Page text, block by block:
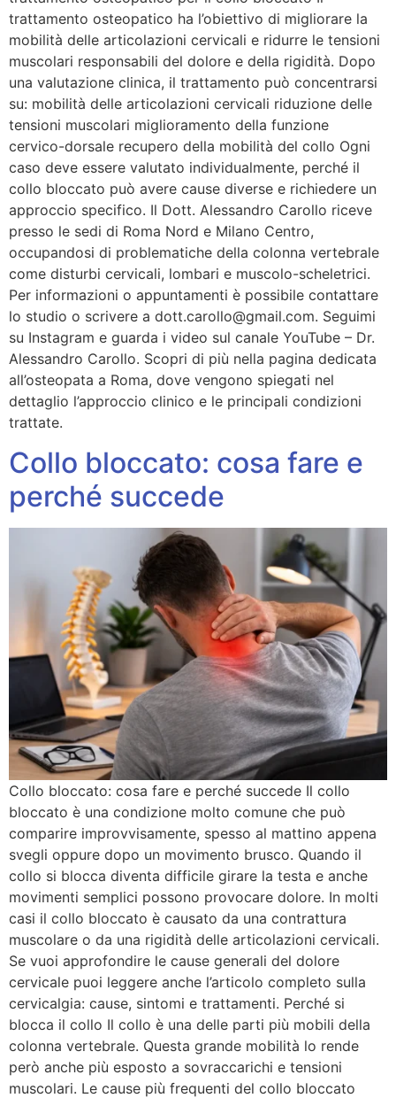
trattamento osteopatico ha l’obiettivo di migliorare la
mobilità delle articolazioni cervicali e ridurre le tensioni
muscolari responsabili del dolore e della rigidità. Dopo
una valutazione clinica, il trattamento può concentrarsi
su: mobilità delle articolazioni cervicali riduzione delle
tensioni muscolari miglioramento della funzione
cervico-dorsale recupero della mobilità del collo Ogni
caso deve essere valutato individualmente, perché il
collo bloccato può avere cause diverse e richiedere un
approccio specifico. Il Dott. Alessandro Carollo riceve
presso le sedi di Roma Nord e Milano Centro,
occupandosi di problematiche della colonna vertebrale
come disturbi cervicali, lombari e muscolo-scheletrici.
Per informazioni o appuntamenti è possibile contattare
lo studio o scrivere a dott.carollo@gmail.com. Seguimi
su Instagram e guarda i video sul canale YouTube – Dr.
Alessandro Carollo. Scopri di più nella pagina dedicata
all’osteopata a Roma, dove vengono spiegati nel
dettaglio l’approccio clinico e le principali condizioni
trattate.
Collo bloccato: cosa fare e
perché succede
Collo bloccato: cosa fare e perché succede Il collo
bloccato è una condizione molto comune che può
comparire improvvisamente, spesso al mattino appena
svegli oppure dopo un movimento brusco. Quando il
collo si blocca diventa difficile girare la testa e anche
movimenti semplici possono provocare dolore. In molti
casi il collo bloccato è causato da una contrattura
muscolare o da una rigidità delle articolazioni cervicali.
Se vuoi approfondire le cause generali del dolore
cervicale puoi leggere anche l’articolo completo sulla
cervicalgia: cause, sintomi e trattamenti. Perché si
blocca il collo Il collo è una delle parti più mobili della
colonna vertebrale. Questa grande mobilità lo rende
però anche più esposto a sovraccarichi e tensioni
muscolari. Le cause più frequenti del collo bloccato